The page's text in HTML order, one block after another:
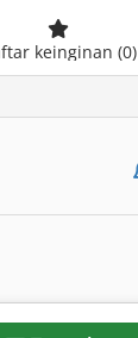
keinginan (0)